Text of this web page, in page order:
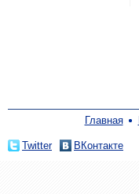
Главная
Twitter ВКонтакте